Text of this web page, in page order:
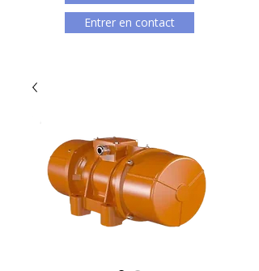
Entrer en contact